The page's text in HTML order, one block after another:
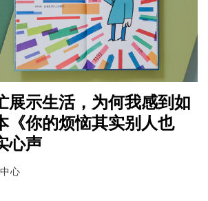
展示生活，为何我感到如
《你的烦恼其实别人也
心声
心